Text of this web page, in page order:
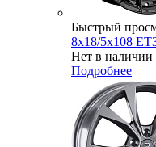
Быстрый
8x18/5x108
Нет в наличии
Подробнее